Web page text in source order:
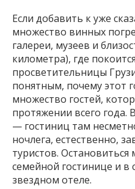
Если добавить к уже
множество винных
галереи, музеев и
километра), где
просветительницы
понятным, почему этот
множество гостей,
протяжении всего года.
— гостиниц там
ночлега, естественно,
туристов.
семейной гостинице и
звездном отеле.